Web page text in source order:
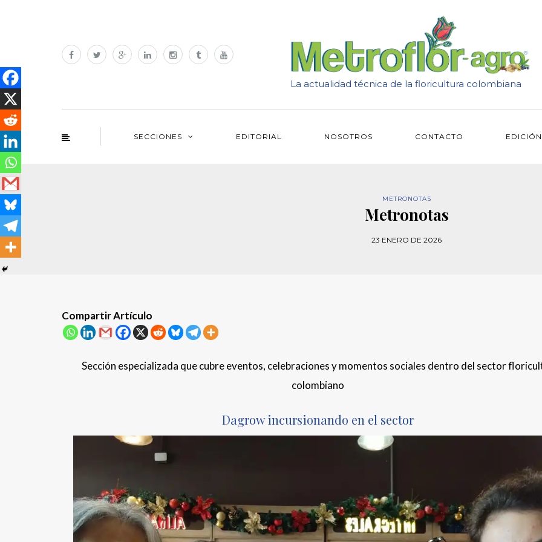
La actualidad técnica de la floricultura colombiana
SECCIONES EDITORIAL NOSOTROS CONTACTO
METRONOTAS
Metronotas
23 ENERO DE 2026
Compartir Artículo
Sección especializada que cubre eventos, celebraciones y momentos sociales dentro del sector
colombiano
Dagrow incursionando en el sector